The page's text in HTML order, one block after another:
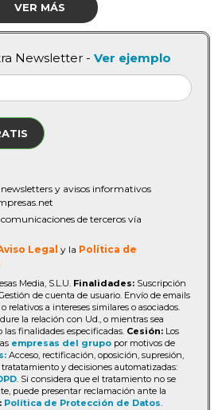
VER MÁS
Newsletter - Ver ejemplo
y avisos informativos
de terceros vía
Legal y la Política de
Media, S.L.U. Finalidades: Suscripción
de cuenta de usuario. Envío de emails
relativos a intereses similares o asociados.
la relación con Ud., o mientras sea
las finalidades especificadas. Cesión: Los
empresas del grupo por motivos de
Acceso, rectificación, oposición, supresión,
y decisiones automatizadas:
. Si considera que el tratamiento no se
puede presentar reclamación ante la
Política de Protección de Datos.